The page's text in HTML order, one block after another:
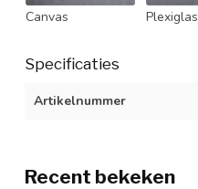
Canvas Plexiglas
Specificaties
Artikelnummer
Recent bekeken